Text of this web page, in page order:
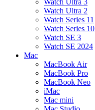
Watch Ultra 3
Watch Ultra 2
Watch Series 11
Watch Series 10
Watch SE 3
Watch SE 2024
Mac
MacBook Air
MacBook Pro
MacBook Neo
iMac
Mac mini